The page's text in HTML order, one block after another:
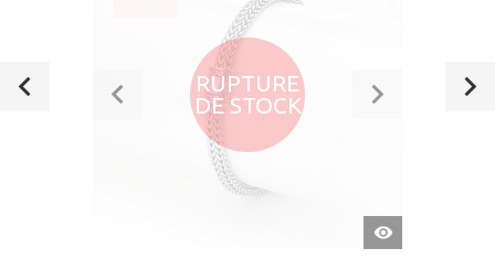
RUPTURE
DE STOCK
APERÇU
RAPIDE